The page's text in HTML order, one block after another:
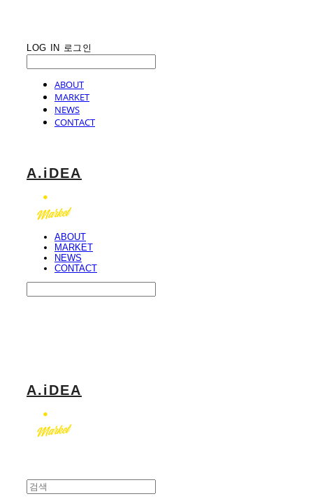
LOG IN 로그인
ABOUT
MARKET
NEWS
CONTACT
A.iDEA
ABOUT
MARKET
NEWS
CONTACT
A.iDEA